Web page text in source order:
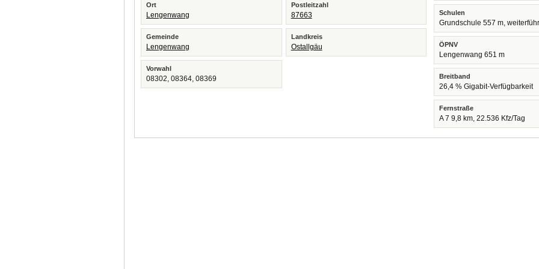
Ort
Lengenwang
Postleitzahl
87663
Gemeinde
Lengenwang
Landkreis
Ostallgäu
Vorwahl
08302, 08364, 08369
Schulen
Grundschule 557 m,
ÖPNV
Lengenwang 651 m
Breitband
26,4 % Gigabit-Verfügbarkeit
Fernstraße
A 7 9,8 km, 22.536 Kfz/Tag